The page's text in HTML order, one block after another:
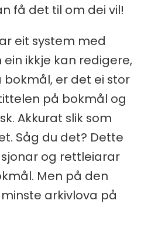
få det til om dei vil!
eit system med
ikkje kan redigere,
er det ei stor
på bokmål og
Akkurat slik som
Såg du det? Dette
og rettleiarar
Men på den
arkivlova på